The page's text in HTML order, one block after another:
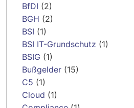
BfDI (2)
BGH (2)
BSI (1)
BSI IT-Grundschutz (1)
BSIG (1)
Bußgelder (15)
C5 (1)
Cloud (1)